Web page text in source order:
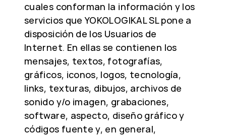
cuales conforman la información y los
servicios que YOKOLOGIKAL SL pone a
disposición de los Usuarios de
Internet. En ellas se contienen los
mensajes, textos, fotografías,
gráficos, iconos, logos, tecnología,
links, texturas, dibujos, archivos de
sonido y/o imagen, grabaciones,
software, aspecto, diseño gráfico y
códigos fuente y, en general,